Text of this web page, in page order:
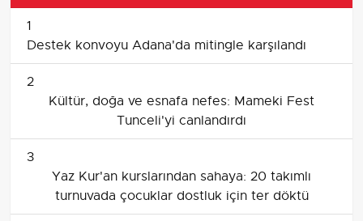
1
Destek konvoyu Adana'da mitingle karşılandı
2
Kültür, doğa ve esnafa nefes: Mameki Fest
Tunceli'yi canlandırdı
3
Yaz Kur'an kurslarından sahaya: 20 takımlı
turnuvada çocuklar dostluk için ter döktü